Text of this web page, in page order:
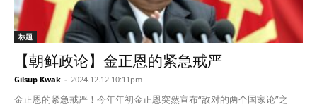
行过管控，可是走私一直不断。但是最近朝鲜也开始积极打击走私活动
以来走私量明显减少了。”“流通朝鲜香烟的商贩们说，就算中国政府不
进行管控，因为没有进来的香烟，朝鲜香烟可能要自然地从市场消失
了。” 最近中朝两国扩大口岸交易，都在打击个人走私活动的情况下，
依赖走私进口的朝鲜香烟流通出现了变化。 只要不把朝鲜香烟转换成正
式贸易项目，供不应求的现象只能会继续下去。朝鲜香烟在中国市场的
地位和流通规模会受今后的管控和打击力度的影响。
标题
【朝鲜政论】金正恩的紧急戒严
Gilsup Kwak - 2024.12.12 10:11pm
金正恩的紧急戒严！今年年初金正恩突然宣布“敌对的两个国家论”之